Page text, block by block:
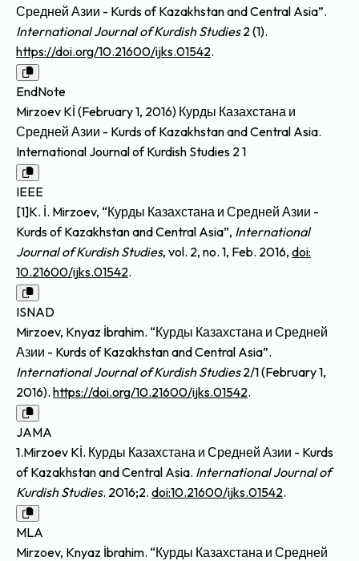
Средней Азии - Kurds of Kazakhstan and Central Asia”.
International Journal of Kurdish Studies2 (1).
https://doi.org/10.21600/ijks.01542.
EndNote
Mirzoev Kİ (February 1, 2016) Курды Казахстана и
Средней Азии - Kurds of Kazakhstan and Central Asia.
International Journal of Kurdish Studies 2 1
IEEE
[1]K. İ. Mirzoev, “Курды Казахстана и Средней Азии -
Kurds of Kazakhstan and Central Asia”, International
Journal of Kurdish Studies, vol. 2, no. 1, Feb. 2016, doi:
10.21600/ijks.01542.
ISNAD
Mirzoev, Knyaz İbrahim. “Курды Казахстана и Средней
Азии - Kurds of Kazakhstan and Central Asia”.
International Journal of Kurdish Studies2/1 (February 1,
2016). https://doi.org/10.21600/ijks.01542.
JAMA
1.Mirzoev Kİ. Курды Казахстана и Средней Азии - Kurds
of Kazakhstan and Central Asia. International Journal of
Kurdish Studies. 2016;2. doi:10.21600/ijks.01542.
MLA
Mirzoev, Knyaz İbrahim. “Курды Казахстана и Средней